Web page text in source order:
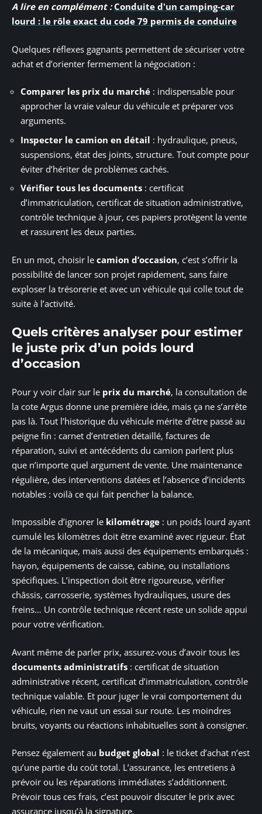
A lire en complément : Conduite d'un camping-car
lourd : le rôle exact du code 79 permis de conduire
Quelques réflexes gagnants permettent de sécuriser votre
achat et d’orienter fermement la négociation :
Comparer les prix du marché : indispensable pour
approcher la vraie valeur du véhicule et préparer vos
arguments.
Inspecter le camion en détail : hydraulique, pneus,
suspensions, état des joints, structure. Tout compte pour
éviter d’hériter de problèmes cachés.
Vérifier tous les documents : certificat
d’immatriculation, certificat de situation administrative,
contrôle technique à jour, ces papiers protègent la vente
et rassurent les deux parties.
En un mot, choisir le camion d’occasion, c’est s’offrir la
possibilité de lancer son projet rapidement, sans faire
exploser la trésorerie et avec un véhicule qui colle tout de
suite à l’activité.
Quels critères analyser pour estimer
le juste prix d’un poids lourd
d’occasion
Pour y voir clair sur le prix du marché, la consultation de
la cote Argus donne une première idée, mais ça ne s’arrête
pas là. Tout l’historique du véhicule mérite d’être passé au
peigne fin : carnet d’entretien détaillé, factures de
réparation, suivi et antécédents du camion parlent plus
que n’importe quel argument de vente. Une maintenance
régulière, des interventions datées et l’absence d’incidents
notables : voilà ce qui fait pencher la balance.
Impossible d’ignorer le kilométrage : un poids lourd ayant
cumulé les kilomètres doit être examiné avec rigueur. État
de la mécanique, mais aussi des équipements embarqués :
hayon, équipements de caisse, cabine, ou installations
spécifiques. L’inspection doit être rigoureuse, vérifier
châssis, carrosserie, systèmes hydrauliques, usure des
freins… Un contrôle technique récent reste un solide appui
pour votre vérification.
Avant même de parler prix, assurez-vous d’avoir tous les
documents administratifs : certificat de situation
administrative récent, certificat d’immatriculation, contrôle
technique valable. Et pour juger le vrai comportement du
véhicule, rien ne vaut un essai sur route. Les moindres
bruits, voyants ou réactions inhabituelles sont à consigner.
Pensez également au budget global : le ticket d’achat n’est
qu’une partie du coût total. L’assurance, les entretiens à
prévoir ou les réparations immédiates s’additionnent.
Prévoir tous ces frais, c’est pouvoir discuter le prix avec
assurance jusqu’à la signature.